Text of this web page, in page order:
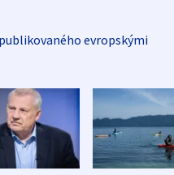
evropskými